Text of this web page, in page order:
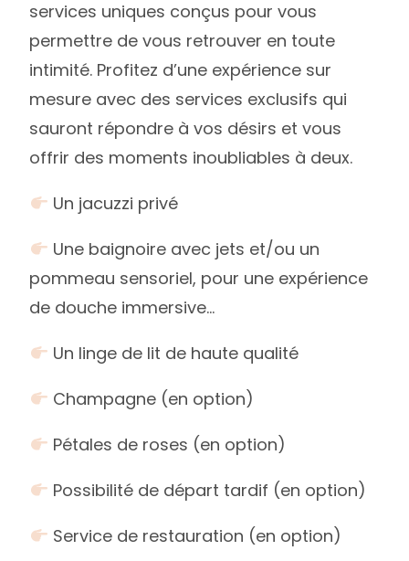
services uniques conçus pour vous
permettre de vous retrouver en toute
intimité. Profitez d’une expérience sur
mesure avec des services exclusifs qui
sauront répondre à vos désirs et vous
offrir des moments inoubliables à deux.
Un jacuzzi privé
Une baignoire avec jets et/ou un
pommeau sensoriel, pour une expérience
de douche immersive…
Un linge de lit de haute qualité
Champagne (en option)
Pétales de roses (en option)
Possibilité de départ tardif (en option)
Service de restauration (en option)